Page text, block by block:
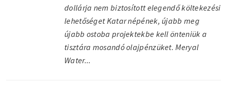
dollárja nem biztosított elegendő költekezési
lehetőséget Katar népének, újabb meg
újabb ostoba projektekbe kell önteniük a
tisztára mosandó olajpénzüket. Meryal
Water...